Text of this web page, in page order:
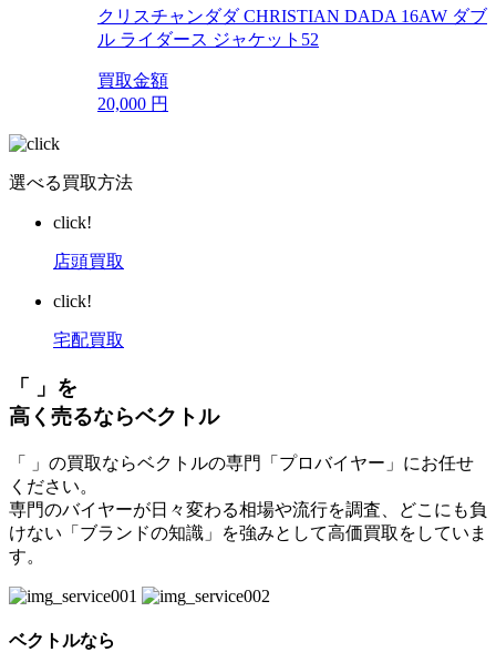
クリスチャンダダ CHRISTIAN DADA 16AW ダブ
ル ライダース ジャケット52
買取金額
20,000 円
選べる買取方法
click!
店頭買取
click!
宅配買取
「 」を
高く売るならベクトル
「 」の買取ならベクトルの専門「プロバイヤー」にお任せ
ください。
専門のバイヤーが日々変わる相場や流行を調査、どこにも負
けない「ブランドの知識」を強みとして高価買取をしていま
す。
ベクトルなら